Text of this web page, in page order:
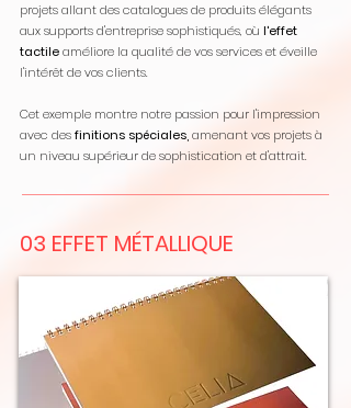
projets allant des catalogues de produits élégants
aux supports d'entreprise sophistiqués, où l'effet
tactileaméliore la qualité de vos services et éveille
l'intérêt de vos clients.
Cet exemple montre notre passion pour l'impression
avec desfinitions spéciales, amenant vos projets à
un niveau supérieur de sophistication et d'attrait.
03 EFFET MÉTALLIQUE